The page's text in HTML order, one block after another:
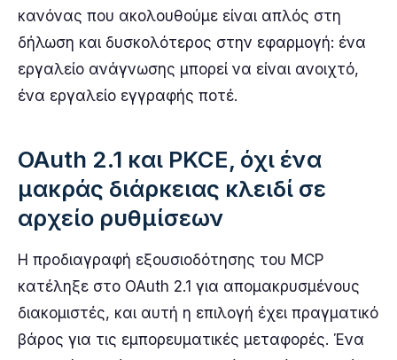
κανόνας που ακολουθούμε είναι απλός στη
δήλωση και δυσκολότερος στην εφαρμογή: ένα
εργαλείο ανάγνωσης μπορεί να είναι ανοιχτό,
ένα εργαλείο εγγραφής ποτέ.
OAuth 2.1 και PKCE, όχι ένα
μακράς διάρκειας κλειδί σε
αρχείο ρυθμίσεων
Η προδιαγραφή εξουσιοδότησης του MCP
κατέληξε στο OAuth 2.1 για απομακρυσμένους
διακομιστές, και αυτή η επιλογή έχει πραγματικό
βάρος για τις εμπορευματικές μεταφορές. Ένα